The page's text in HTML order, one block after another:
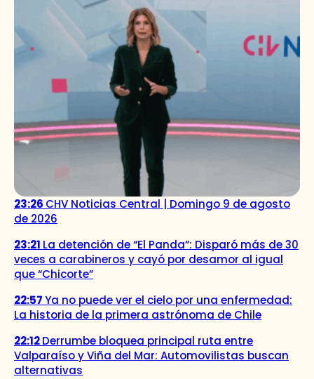
23:26 CHV Noticias Central | Domingo 9 de agosto
de 2026
23:21 La detención de “El Panda”: Disparó más de 30
veces a carabineros y cayó por desamor al igual
que “Chicorte”
22:57Ya no puede ver el cielo por una enfermedad:
La historia de la primera astrónoma de Chile
22:12Derrumbe bloquea principal ruta entre
Valparaíso y Viña del Mar: Automovilistas buscan
alternativas